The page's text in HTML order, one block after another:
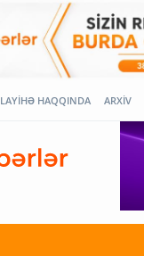
LAYİHƏ HAQQINDA ARXİV